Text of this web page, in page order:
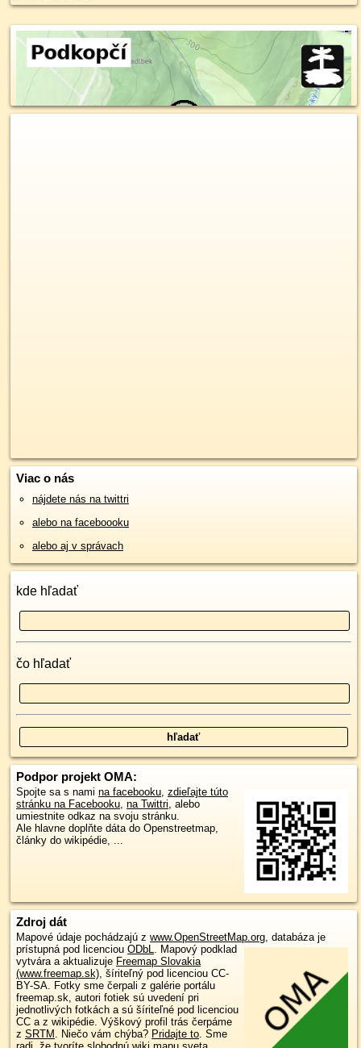
Viac o nás
nájdete nás na twittri
alebo na faceboooku
alebo aj v správach
kde hľadať
čo hľadať
Podpor projekt OMA:
Spojte sa s nami na facebooku, zdieľajte túto
stránku na Facebooku, na Twittri, alebo
umiestnite odkaz na svoju stránku.
Ale hlavne doplňte dáta do Openstreetmap,
články do wikipédie, ...
Zdroj dát
Mapové údaje pochádzajú z www.OpenStreetMap.org, databáza je
prístupná pod licenciou ODbL. Mapový podklad
vytvára a aktualizuje Freemap Slovakia
(www.freemap.sk), šíriteľný pod licenciou CC-
BY-SA. Fotky sme čerpali z galérie portálu
freemap.sk, autori fotiek sú uvedení pri
jednotlivých fotkách a sú šíriteľné pod licenciou
CC a z wikipédie. Výškový profil trás čerpáme
z SRTM . Niečo vám chýba? Pridajte to. Sme